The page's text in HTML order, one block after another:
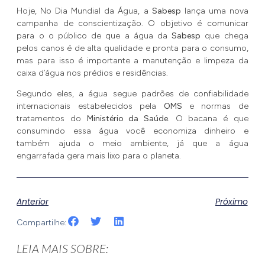
Hoje, No Dia Mundial da Água, a Sabesp lança uma nova
campanha de conscientização. O objetivo é comunicar
para o o público de que a água daSabesp que chega
pelos canos é de alta qualidade e pronta para o consumo,
mas para isso é importante a manutenção e limpeza da
caixa d’água nos prédios e residências.
Segundo eles, a água segue padrões de confiabilidade
internacionais estabelecidos pela OMS e normas de
tratamentos do Ministério da Saúde. O bacana é que
consumindo essa água você economiza dinheiro e
também ajuda o meio ambiente, já que a água
engarrafada gera mais lixo para o planeta.
Anterior Próximo
Compartilhe:
LEIA MAIS SOBRE: